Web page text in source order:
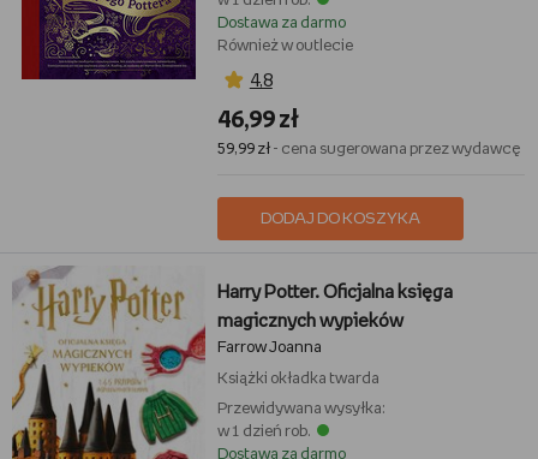
Dostawa za darmo
Również w outlecie
4,8
46,99 zł
59,99 zł- cena sugerowana przez wydawcę
DODAJ DO KOSZYKA
Harry Potter. Oficjalna księga
magicznych wypieków
Farrow Joanna
Książki okładka twarda
Przewidywana wysyłka:
w 1 dzień rob.
Dostawa za darmo